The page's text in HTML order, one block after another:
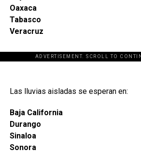
Oaxaca
Tabasco
Veracruz
ADVERTISEMENT. SCROLL TO
Las lluvias aisladas se esperan en:
Baja California
Durango
Sinaloa
Sonora